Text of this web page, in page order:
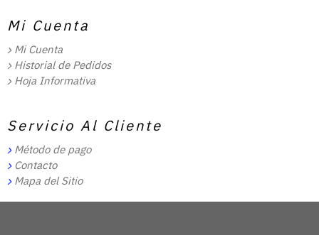
Mi Cuenta
Mi Cuenta
Historial de Pedidos
Hoja Informativa
Servicio Al Cliente
Método de pago
Contacto
Mapa del Sitio